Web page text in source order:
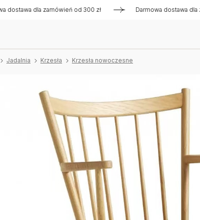
dla zamówień od 300 zł Darmowa dostawa dla
Jadalnia Krzesła Krzesła nowoczesne